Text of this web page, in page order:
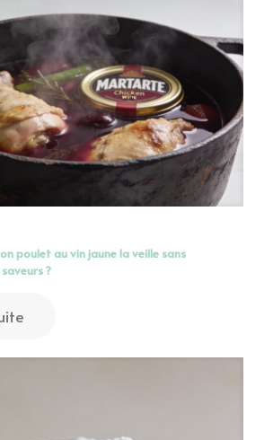
poulet au vin jaune la veille sans
?